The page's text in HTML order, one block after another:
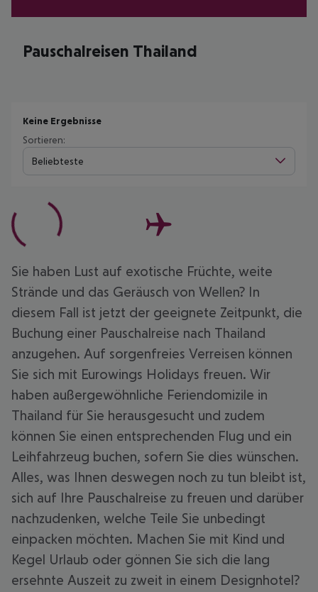
Pauschalreisen Thailand
Keine Ergebnisse
Sortieren:
Beliebteste
Sie haben Lust auf exotische Früchte, weite
Strände und das Geräusch von Wellen? In
diesem Fall ist jetzt der geeignete Zeitpunkt, die
Buchung einer Pauschalreise nach Thailand
anzugehen. Auf sorgenfreies Verreisen können
Sie sich mit Eurowings Holidays freuen. Wir
haben außergewöhnliche Feriendomizile in
Thailand für Sie herausgesucht und zudem
können Sie einen entsprechenden Flug und ein
Leihfahrzeug buchen, sofern Sie dies wünschen.
Alles, was Ihnen deswegen noch zu tun bleibt ist,
sich auf Ihre Pauschalreise zu freuen und darüber
nachzudenken, welche Teile Sie unbedingt
einpacken möchten. Machen Sie mit Kind und
Kegel Urlaub oder gönnen Sie sich die lang
ersehnte Auszeit zu zweit in einem Designhotel?